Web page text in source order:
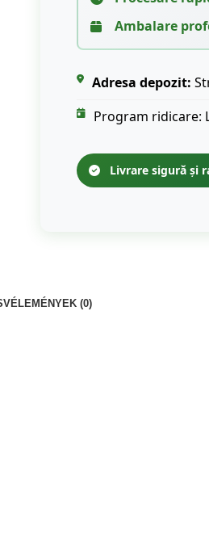
Ambalare
Adresa depozit:
Program ridicare:
Livrare sigură și
VÉLEMÉNYEK (0)